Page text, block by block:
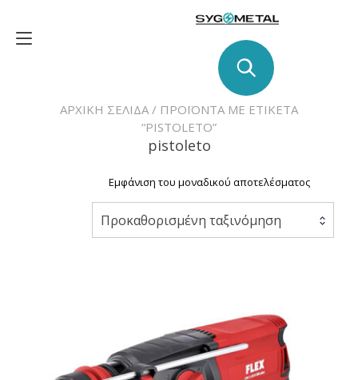
contentToggle
ΑΡΧΙΚΉ ΣΕΛΊΔΑ/ ΠΡΟΪΌΝΤΑ ΜΕ ΕΤΙΚΈΤΑ
“PISTOLETO”
pistoleto
Εμφάνιση του μοναδικού αποτελέσματος
Προκαθορισμένη ταξινόμηση